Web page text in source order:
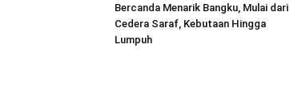
Bercanda Menarik Bangku, Mulai dari
Cedera Saraf, Kebutaan Hingga
Lumpuh